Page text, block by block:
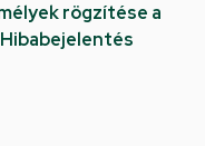
rögzítése a
Hibabejelentés